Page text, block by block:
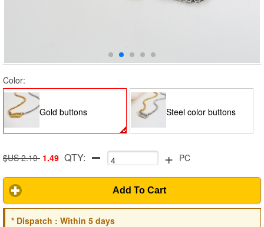
Color:
Gold buttons Steel color buttons
$US 2.19 1.49 QTY: + PC
Add To Cart
*Dispatch : Within 5 days